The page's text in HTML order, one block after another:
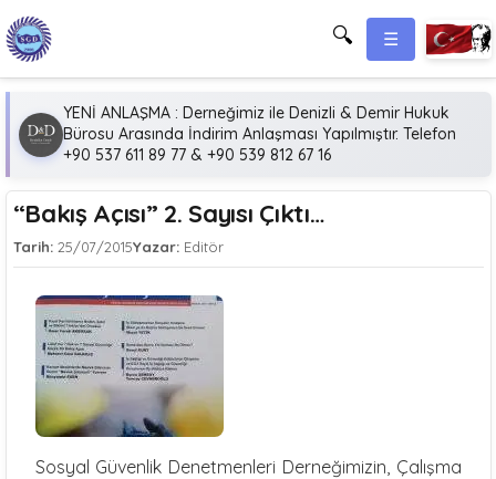
🔍 ☰
YENİ ANLAŞMA : Derneğimiz ile Denizli & Demir Hukuk
Bürosu Arasında İndirim Anlaşması Yapılmıştır. Telefon
+90 537 611 89 77 & +90 539 812 67 16
“Bakış Açısı” 2. Sayısı Çıktı…
Tarih: 25/07/2015Yazar:Editör
Sosyal Güvenlik Denetmenleri Derneğimizin, Çalışma